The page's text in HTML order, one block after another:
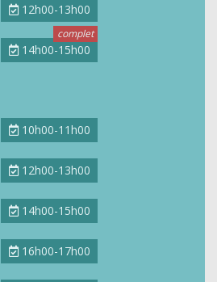
12h00-13h00
14h00-15h00
10h00-11h00
12h00-13h00
14h00-15h00
16h00-17h00